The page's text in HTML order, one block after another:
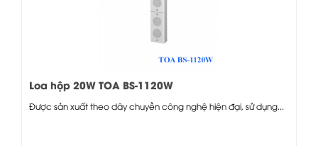
Loa hộp 20W TOA BS-1120W
Được sản xuất theo dây chuyền công nghệ hiện đại, sử dụng...